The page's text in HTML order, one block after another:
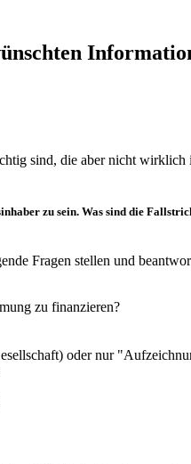
sind, die aber nicht wirklich
zu sein. Was sind die
Fragen stellen und
zu finanzieren?
oder nur